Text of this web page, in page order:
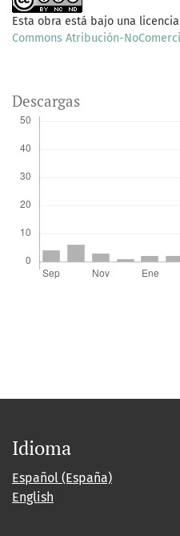
Esta obra está bajo una
Commons Atribución-
Descargas
Idioma
Español (España)
English